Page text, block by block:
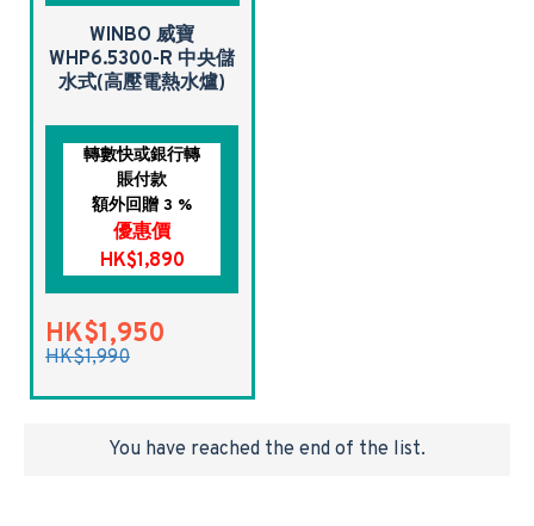
WINBO 威寶
WHP6.5300-R 中央儲
水式(高壓電熱水爐)
轉數快或銀行轉
賬付款
額外回贈 3 %
優惠價
HK$1,890
HK$1,950
HK$1,990
You have reached the end of the list.